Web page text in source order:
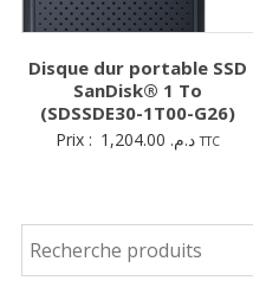
Disque dur portable SSD
SanDisk® 1 To
(SDSSDE30-1T00-G26)
Prix : د.م. TTC